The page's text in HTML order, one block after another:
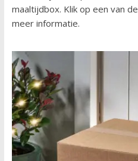
maaltijdbox. Klik op een van
meer informatie.